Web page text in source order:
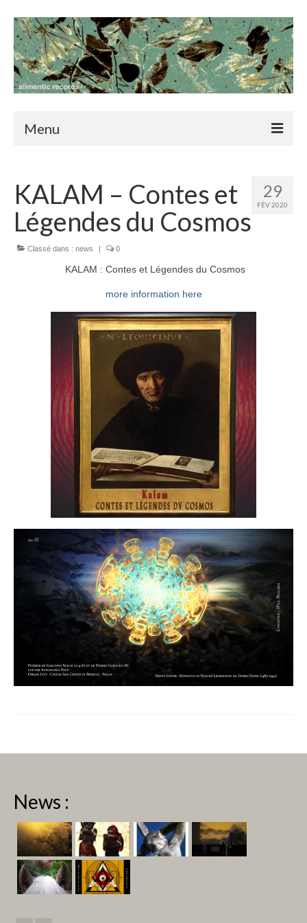
Menu
news
catalog
blog
29
FÉV 2020
KALAM – Contes et
Légendes du Cosmos
Classé dans : news | 0
KALAM : Contes et Légendes du Cosmos
more information here
News :